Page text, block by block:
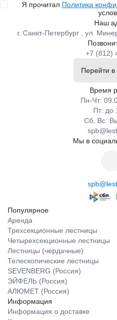
Я прочитал Политика
Наш
г. Санкт-Петербург , ул.
+7 (812)
Перейти в
Время
Пн-Чт:
Пт: до
Сб, Вс:
Мы в
Популярное
Аренда
Трехсекционные лестницы
Четырехсекционные лестницы
Лестницы (чердачные)
Телескопические лестницы
SEVENBERG (Россия)
ЭЙФЕЛЬ (Россия)
АЛЮМЕТ (Россия)
Информация
Информация о доставке